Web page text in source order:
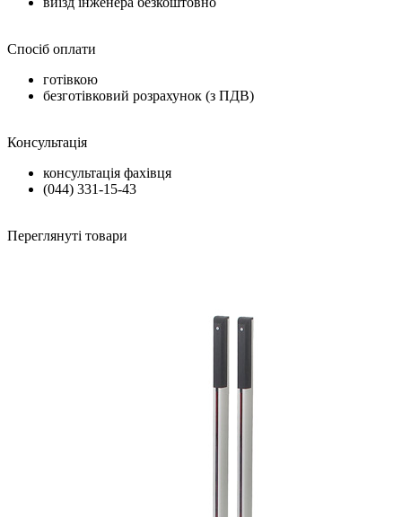
Спосіб оплати
готівкою
безготівковий розрахунок (з ПДВ)
Консультація
консультація фахівця
(044) 331-15-43
Переглянуті товари